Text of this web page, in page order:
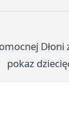
Dłoni
pokaz